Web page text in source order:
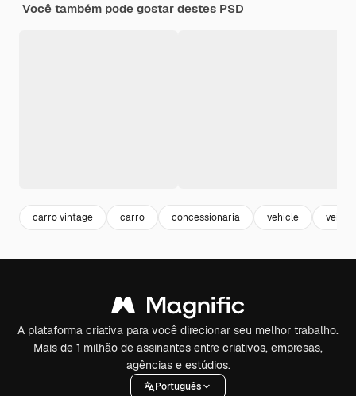
Você também pode gostar destes PSD
carro vintage carro concessionaria vehicle
A plataforma criativa para você direcionar seu melhor trabalho.
Mais de 1 milhão de assinantes entre criativos, empresas,
agências e estúdios.
Português